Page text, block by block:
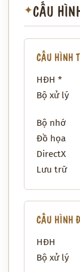
✦CẤU
CẤU HÌNH
HĐH *
Bộ xử lý
Bộ nhớ
Đồ họa
DirectX
Lưu trữ
CẤU HÌNH
HĐH
Bộ xử lý